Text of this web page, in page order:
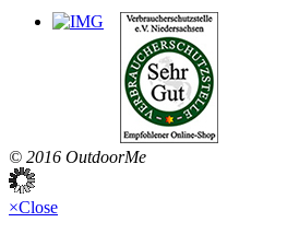
© 2016 OutdoorMe
×Close